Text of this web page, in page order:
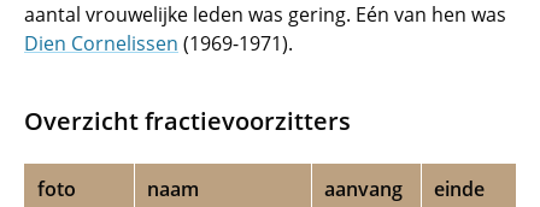
aantal vrouwelijke leden was gering. Eén van hen was
Dien Cornelissen (1969-1971).
Overzicht fractievoorzitters
foto
naam
aanvang
einde